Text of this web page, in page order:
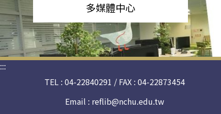
多媒體中心
:::
TEL : 04-22840291 / FAX : 04-22873454
Email : reflib@nchu.edu.tw